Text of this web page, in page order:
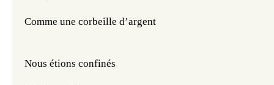
Comme une corbeille d’argent
Nous étions confinés